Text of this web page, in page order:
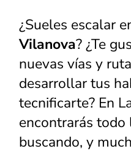
¿Sueles escalar
Vilanova? ¿Te
nuevas vías y
desarrollar tus
tecnificarte? En
encontrarás todo
buscando, y
Necesario